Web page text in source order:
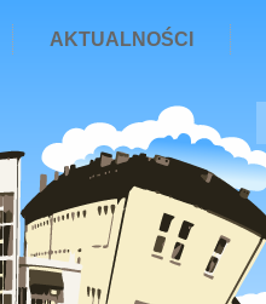
AKTUALNOŚCI